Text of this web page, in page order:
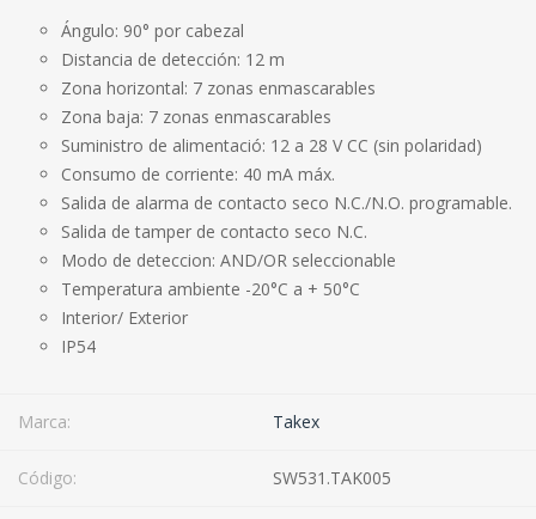
Ángulo: 90° por cabezal
Distancia de detección: 12 m
Zona horizontal: 7 zonas enmascarables
Zona baja: 7 zonas enmascarables
Suministro de alimentació: 12 a 28 V CC (sin polaridad)
Consumo de corriente: 40 mA máx.
Salida de alarma de contacto seco N.C./N.O. programable.
Salida de tamper de contacto seco N.C.
Modo de deteccion: AND/OR seleccionable
Temperatura ambiente -20°C a + 50°C
Interior/ Exterior
IP54
Marca: Takex
Código: SW531.TAK005